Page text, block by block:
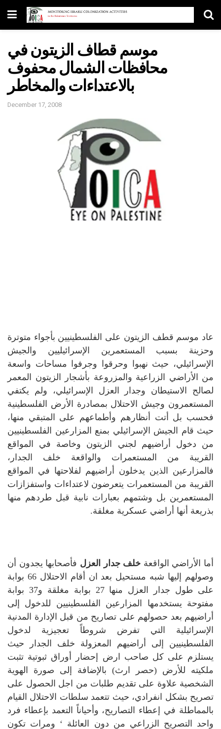
موسم قطاف الزيتون في
محافظات الشمال محفوف
بالاعتداءات والمخاطر
December 17, 2008
عاد موسم قطف الزيتون على الفلسطينيين بأجواء متوترة
وحزينة بسبب المستعمرين الإسرائيليين والجيش
الإسرائيلي، حيث نهبوا وحرقوا وجرفوا مساحات واسعة
من الأراضي الزراعية والمزروعة بأشجار الزيتون المعمر
لصالح الاستيطان وجدار العزل الإسرائيلي، ولم يكتفي
المستعمرون وجيش الاحتلال بمصادرة الأرض الفلسطينية
فحسب بل أتت أنظارهم وأطماعهم على المتبقي منها،
حيث قام الجيش الإسرائيلي بمنع المزارعين الفلسطينيين
من دخول أراضيهم لجني الزيتون وخاصة في المواقع
القريبة من المستعمرات والواقعة خلف الجدار،
فالمزارعين الذين يدخلون أراضيهم لفلاحتها في المواقع
القريبة من المستعمرات يتعرضون لاعتداءات واستفزازات
المستعمرين بل وشتمهم بعبارات نابية قبل طردهم منها
بذريعة أنها أراضي عسكرية مغلقة.
أما الأراضي الواقعة خلف جدار العزل فأصحابها يجدون أن
وصولهم إليها شبه مستحيل بعد ان أقام الاحتلال 66 بوابة
على طول جدار العزل منها 27 بوابة مغلقة و37 بوابة
مفتوحة يستخدمها المزارعين الفلسطينيين للدخول إلى
أراضيهم بعد حصولهم على تصاريح من قبل الإدارة المدنية
الإسرائيلية التي تفرض شروطاً تعجيزية لدخول
الفلسطينيين إلى أراضيهم المعزولة خلف الجدار حيث
يستلزم على كل صاحب ارض إحضار أوراق ثبوتية تثبت
ملكيته للأرض (حصر ارث) بالإضافة إلى صورة الهوية
الشخصية علاوة على تقديم طلبات من اجل الحصول على
تصريح بشكل انفرادي، حيث تتعمد سلطات الاحتلال القيام
بالمماطلة في إعطاء التصاريح، وأحياناً التعمد بإعطاء فرد
واحد التصريح الزراعي من دون العائلة ‘ ومرات تكون